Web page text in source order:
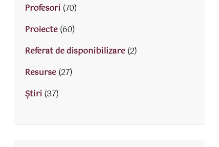
Profesori (70)
Proiecte(60)
Referat de disponibilizare(2)
Resurse(27)
Știri (37)